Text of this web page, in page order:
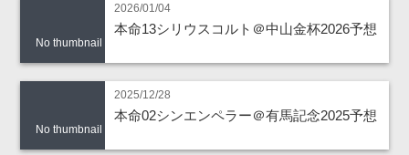
No thumbnail
2026/01/04
本命13シリウスコルト＠中山金杯2026予想
No thumbnail
2025/12/28
本命02シンエンペラー＠有馬記念2025予想